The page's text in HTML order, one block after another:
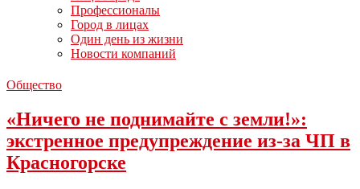
Профессионалы
Город в лицах
Один день из жизни
Новости компаний
Общество
«Ничего не поднимайте с земли!»:
экстренное предупреждение из-за ЧП в
Красногорске